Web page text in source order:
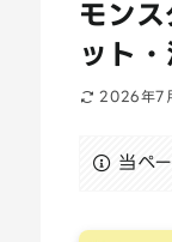
モン
ット
2026年7
当ペ